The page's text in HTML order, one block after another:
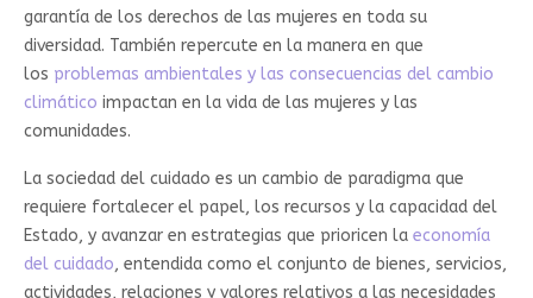
garantía de los derechos de las mujeres en toda su
diversidad. También repercute en la manera en que
los problemas ambientales y las consecuencias del cambio
climático impactan en la vida de las mujeres y las
comunidades.
La sociedad del cuidado es un cambio de paradigma que
requiere fortalecer el papel, los recursos y la capacidad del
Estado, y avanzar en estrategias que prioricen la economía
del cuidado, entendida como el conjunto de bienes, servicios,
actividades, relaciones y valores relativos a las necesidades